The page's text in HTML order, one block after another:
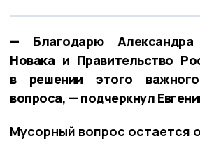
— Благодарю Александра
Новака и Правительство
в решении этого
вопроса, — подчеркнул
Мусорный вопрос остается